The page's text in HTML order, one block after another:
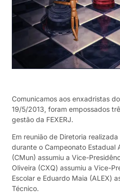
Comunicamos aos enxadristas
19/5/2013, foram empossados
gestão da FEXERJ.
Em reunião de Diretoria
durante o Campeonato Estadual
(CMun) assumiu a Vice-
Oliveira (CXQ) assumiu a Vice-
Escolar e Eduardo Maia (ALEX)
Técnico.